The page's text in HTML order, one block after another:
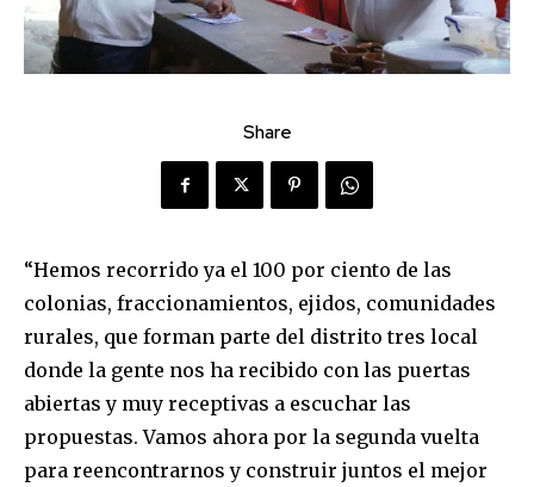
Share
“Hemos recorrido ya el 100 por ciento de las
colonias, fraccionamientos, ejidos, comunidades
rurales, que forman parte del distrito tres local
donde la gente nos ha recibido con las puertas
abiertas y muy receptivas a escuchar las
propuestas. Vamos ahora por la segunda vuelta
para reencontrarnos y construir juntos el mejor